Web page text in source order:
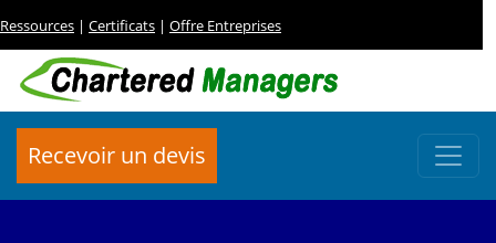
Ressources | Certificats | Offre Entreprises
Recevoir un devis